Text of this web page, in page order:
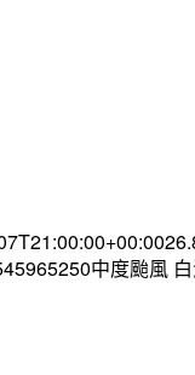
中度颱風